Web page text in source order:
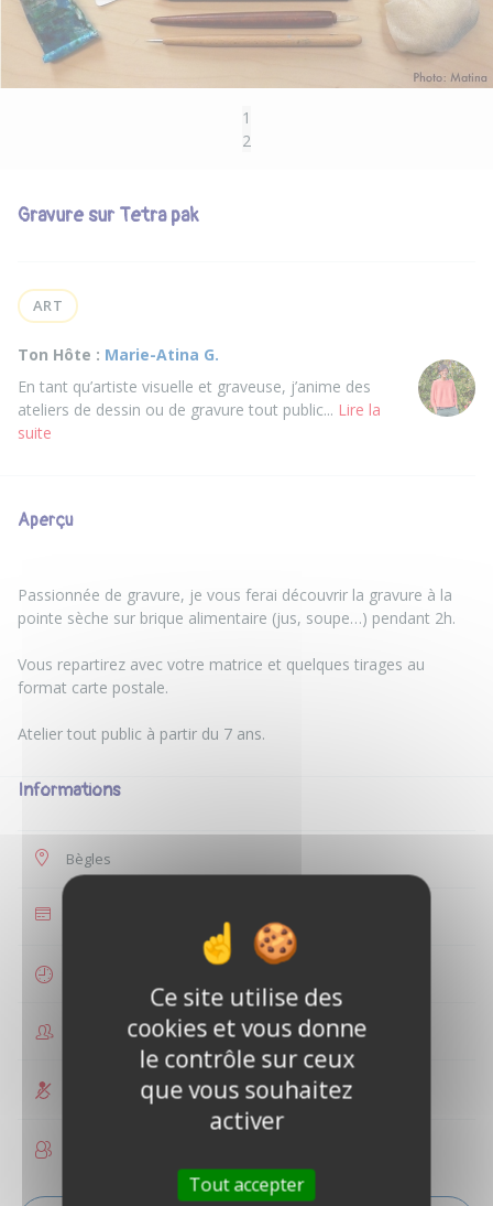
1
2
Gravure sur Tetra pak
ART
Ton Hôte : Marie-Atina G.
En tant qu’artiste visuelle et graveuse, j’anime des
ateliers de dessin ou de gravure tout public... Lire la
suite
Aperçu
Passionnée de gravure, je vous ferai découvrir la gravure à la
pointe sèche sur brique alimentaire (jus, soupe…) pendant 2h.
Vous repartirez avec votre matrice et quelques tirages au
format carte postale.
Informations
Bègles
1 à 2 personnes
Non accessible PMR
Ce site utilise des
cookies et vous donne
le contrôle sur ceux
que vous souhaitez
activer
Tout accepter